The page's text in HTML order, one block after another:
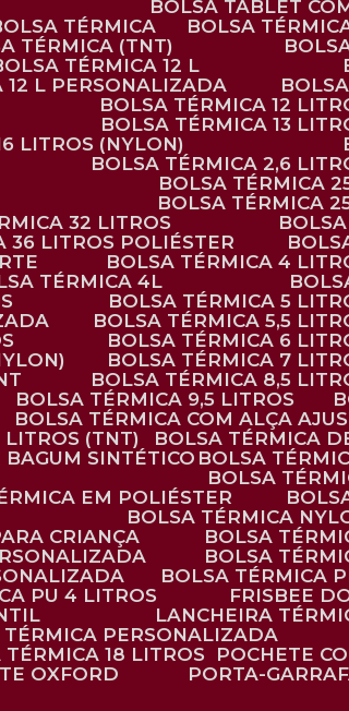
BOLSA TABLET
BOLSA TÉRMICA BOLSA
TÉRMICA (TNT)
BOLSA TÉRMICA 12 L
12 L PERSONALIZADA
BOLSA TÉRMICA 12
BOLSA TÉRMICA 13
LITROS (NYLON)
BOLSA TÉRMICA 2,6
BOLSA TÉRMICA
BOLSA TÉRMICA
32 LITROS
36 LITROS POLIÉSTER
BOLSA TÉRMICA 4
TÉRMICA 4L
BOLSA TÉRMICA 5
BOLSA TÉRMICA 5,5
BOLSA TÉRMICA 6
BOLSA TÉRMICA 7
BOLSA TÉRMICA 8,5
BOLSA TÉRMICA 9,5 LITROS
BOLSA TÉRMICA COM ALÇA
LITROS (TNT)
BOLSA TÉRMICA
BAGUM SINTÉTICO
BOLSA
BOLSA
EM POLIÉSTER
BOLSA TÉRMICA
CRIANÇA
BOLSA
BOLSA
BOLSA TÉRMICA
PU 4 LITROS
FRISBEE
LANCHEIRA
TÉRMICA PERSONALIZADA
TÉRMICA 18 LITROS
POCHETE
OXFORD
PORTA-